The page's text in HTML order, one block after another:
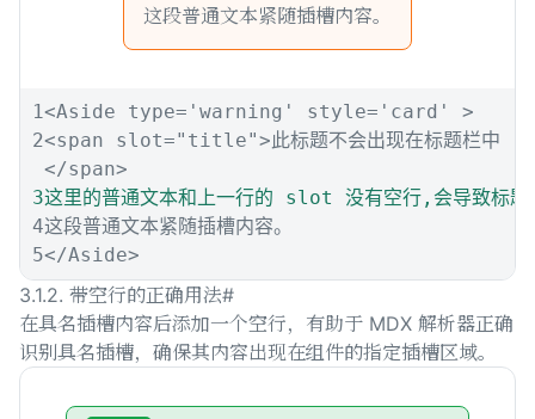
这段普通文本紧随插槽内容。
1<Aside type= ' warning ' style= ' card '
>
2<span slot=" title">此标题不会出现在标题栏中
</span>
3
4这段普通文本紧随插槽内容。
5</Aside>
3.1.2. 带空行的正确用法#
在具名插槽内容后添加一个空行，有助于 MDX 解析器正确
识别具名插槽，确保其内容出现在组件的指定插槽区域。